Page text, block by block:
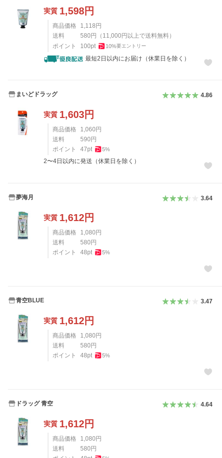
実質 1,598円
商品価格 1,118 円
送料
580 円 （ 11,000 円以上で送料無料）
ポイント
100pt 10%要エントリー
最短2日以内にお届け（休業日を除く）
まいどドラッグ 4.86
実質 1,603円
商品価格 1,060 円
送料
590 円
ポイント
47pt 5%
2〜4日以内に発送（休業日を除く）
夢海月 3.64
実質 1,612円
商品価格 1,080 円
送料
580 円
ポイント
48pt 5%
青空BLUE 3.47
実質 1,612円
商品価格 1,080 円
送料
580 円
ポイント
48pt 5%
ドラッグ 青空 4.64
実質 1,612円
商品価格 1,080 円
送料
580 円